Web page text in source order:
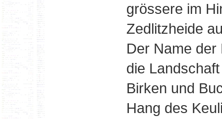
grössere im
Zedlitzheide
Der Name
die
Birken und
Hang des